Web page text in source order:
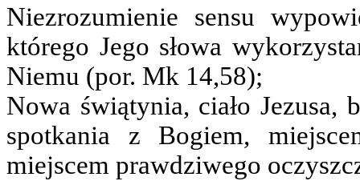
Niezrozumienie sensu
którego Jego słowa
Niemu (por. Mk 14,58);
Nowa świątynia, ciało Jezusa,
spotkania z Bogiem,
miejscem prawdziwego